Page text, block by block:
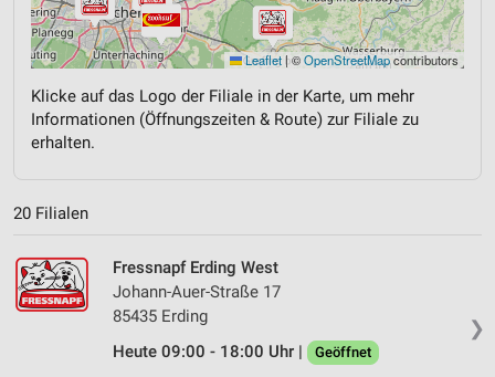
Leaflet|©OpenStreetMapcontributors
Klicke auf das Logo der Filiale in der Karte, um mehr
Informationen (Öffnungszeiten & Route) zur Filiale zu
erhalten.
20 Filialen
❯
Fressnapf Erding West
Johann-Auer-Straße 17
85435 Erding
Heute 09:00 - 18:00 Uhr |
Geöffnet